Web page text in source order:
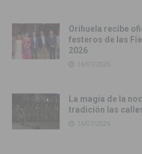
Orihuela recibe
festeros de las
2026
16/07/2026
La magia de la
tradición las
16/07/2026